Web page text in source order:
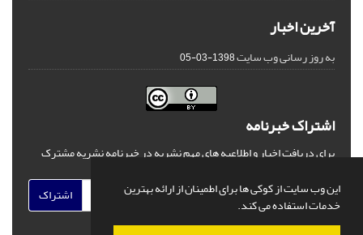
این وب سایت از کوکی ها برای اطمینان از ارائه بهترین
خدمات استفاده می کند.
آخرین اخبار
به روز رسانی وب سایت1398-03-05
اشتراک خبرنامه
برای دریافت اخبار و اطلاعیه های مهم نشریه در خبرنامه نشریه مشترک
اشتراک